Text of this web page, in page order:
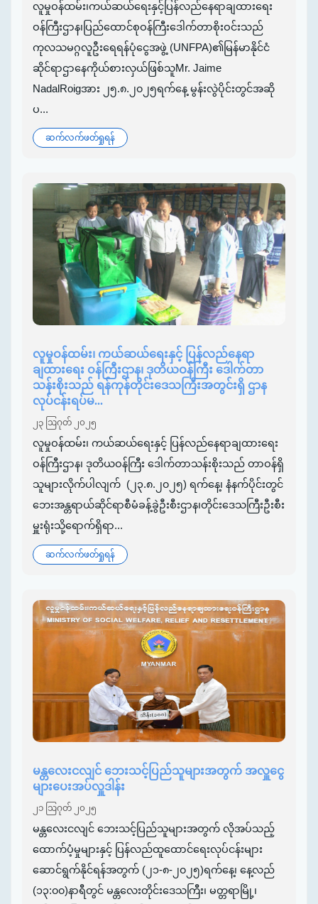
လူမှုဝန်ထမ်း၊ကယ်ဆယ်ရေးနှင့်ပြန်လည်နေရာချထားရေး
ဝန်ကြီးဌာန၊ပြည်ထောင်စုဝန်ကြီးဒေါက်တာစိုးဝင်းသည်
ကုလသမဂ္ဂလူဦးရေရန်ပုံငွေအဖွဲ့ (UNFPA)၏မြန်မာနိုင်ငံ
ဆိုင်ရာဌာနေကိုယ်စားလှယ်ဖြစ်သူMr. Jaime
NadalRoigအား ၂၅.၈.၂၀၂၅ရက်နေ့ မွန်းလွဲပိုင်းတွင်အဆို
ပ...
ဆက်လက်ဖတ်ရှုရန်
လူမှုဝန်ထမ်း၊ ကယ်ဆယ်ရေးနှင့် ပြန်လည်နေရာ
ချထားရေး ဝန်ကြီးဌာန၊ ဒုတိယဝန်ကြီး ဒေါက်တာ
သန်းစိုးသည် ရန်ကုန်တိုင်းဒေသကြီးအတွင်းရှိ ဌာန
လုပ်ငန်းရပ်မ...
၂၃ ဩဂုတ် ၂၀၂၅
လူမှုဝန်ထမ်း၊ ကယ်ဆယ်ရေးနှင့် ပြန်လည်နေရာချထားရေး
ဝန်ကြီးဌာန၊ ဒုတိယဝန်ကြီး ဒေါက်တာသန်းစိုးသည် တာဝန်ရှိ
သူများလိုက်ပါလျက် (၂၃.၈.၂၀၂၅) ရက်နေ့၊ နံနက်ပိုင်းတွင်
ဘေးအန္တရာယ်ဆိုင်ရာစီမံခန့်ခွဲဦးစီးဌာန၊တိုင်းဒေသကြီးဦးစီး
မှူးရုံးသို့ရောက်ရှိရာ...
ဆက်လက်ဖတ်ရှုရန်
မန္တလေးငလျင် ဘေးသင့်ပြည်သူများအတွက် အလှူငွေ
များပေးအပ်လှူဒါန်း
၂၁ ဩဂုတ် ၂၀၂၅
မန္တလေးငလျင် ဘေးသင့်ပြည်သူများအတွက် လိုအပ်သည့်
ထောက်ပံ့မှုများနှင့် ပြန်လည်ထူထောင်ရေးလုပ်ငန်းများ
ဆောင်ရွက်နိုင်ရန်အတွက် (၂၁-၈-၂၀၂၅)ရက်နေ့၊ နေ့လည်
(၁၃:၀၀)နာရီတွင် မန္တလေးတိုင်းဒေသကြီး၊ မတ္တရာမြို့၊